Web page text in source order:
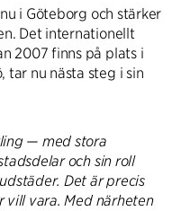
i Göteborg och stärker
Det internationellt
2007 finns på plats i
tar nu nästa steg i sin
— med stora
och sin roll
Det är precis
vill vara. Med närheten